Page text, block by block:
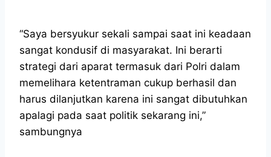
“Saya bersyukur sekali sampai saat ini keadaan
sangat kondusif di masyarakat. Ini berarti
strategi dari aparat termasuk dari Polri dalam
memelihara ketentraman cukup berhasil dan
harus dilanjutkan karena ini sangat dibutuhkan
apalagi pada saat politik sekarang ini,”
sambungnya